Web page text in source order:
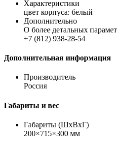
Характеристики
цвет корпуса: белый
Дополнительно
О более детальных
+7 (812) 938-28-54
Дополнительная информация
Производитель
Россия
Габариты и вес
Габариты (ШхВхГ)
200×715×300 мм